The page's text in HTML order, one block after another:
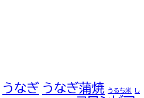
うなぎ うなぎ蒲焼 うるち米 し